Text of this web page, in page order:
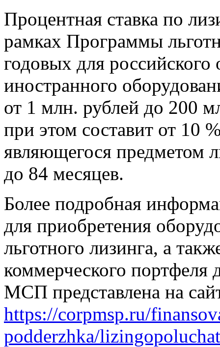
Процентная ставка по
рамках Программы
годовых для
иностранного
от 1 млн. рублей до 200
при этом составит от 10
являющегося предметом
до 84 месяцев.
Более подробная
для приобретения
льготного лизинга, а
коммерческого
МСП представлена на
https://corpmsp.ru/
podderzhka/